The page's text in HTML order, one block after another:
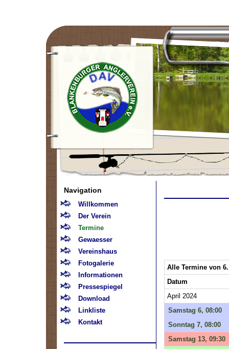
Navigation
Willkommen
Der Verein
Termine
Gewaesser
Vereinshaus
Fotogalerie
Informationen
Pressespiegel
Download
Linkliste
Kontakt
Alle Termine von
Datum
April 2024
Samstag 6, 08:00
Sonntag 7, 08:00
Samstag 13, 09:30